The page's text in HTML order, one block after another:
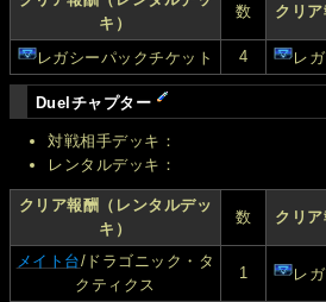
キ）
数 クリア
レガシーパックチケット 4 レ
Duelチャプター
対戦相手デッキ：
レンタルデッキ：
クリア報酬（レンタルデッ
キ）
数 クリア
メイト台/ドラゴニック・タ
クティクス
1 レ